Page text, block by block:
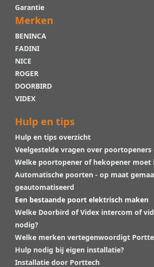
Garantie
Merken
BENINCA
FADINI
NICE
ROGER
DOORBIRD
VIDEX
Hulp en tips
Hulp en tips overzicht
Veelgestelde vragen over poortopeners
Welke poortopener of hekopener moet
Automatische poorten - op maat
geautomatiseerd
Een bestaande poort elektrisch maken
Welke Doorbird of Videx intercom of
nodig?
Welke merken vertegenwoordigt
Hulp nodig bij eigen installatie?
Installatie door Porttech